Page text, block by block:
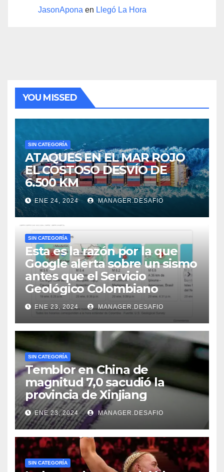
JasonApona en Llegó La Hora
YOU MISSED
SIN CATEGORÍA
ATAQUES EN EL MAR ROJO
EL COSTOSO DESVÍO DE
6.500 KM
ENE 24, 2024 MANAGER.DESAFIO
SIN CATEGORÍA
Esta es la razón por la que
Google alerta sobre un sismo
antes que el Servicio
Geológico Colombiano
ENE 23, 2024 MANAGER.DESAFIO
SIN CATEGORÍA
Temblor en China de
magnitud 7,0 sacudió la
provincia de Xinjiang
ENE 23, 2024 MANAGER.DESAFIO
SIN CATEGORÍA